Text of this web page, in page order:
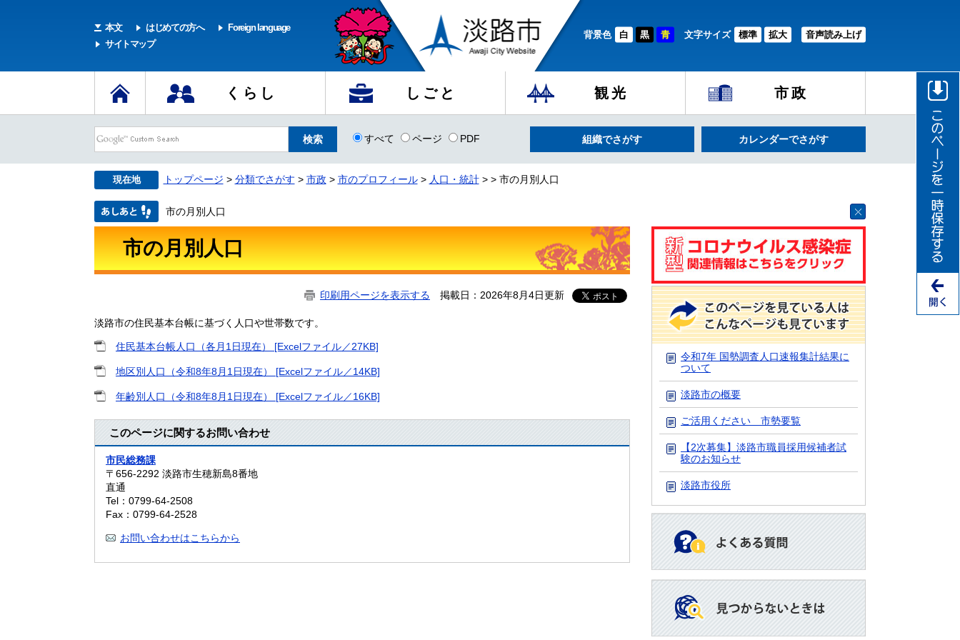
本文 はじめての方へ
Foreign language
サイトマップ
背景色 白 黒 青 文字サイズ 標準 拡大 音声読み上げ
くらし しごと 観光 市政
すべて ページ PDF 組織でさがす カレンダーでさがす
現在地 トップページ > 分類でさがす > 市政 > 市のプロフィール> 人口・統計> > 市の月別人口
市の月別人口
市の月別人口
印刷用ページを表示する 掲載日：2026年8月4日更新
淡路市の住民基本台帳に基づく人口や世帯数です。
住民基本台帳人口（各月1日現在） [Excelファイル／27KB]
地区別人口（令和8年8月1日現在） [Excelファイル／14KB]
年齢別人口（令和8年8月1日現在） [Excelファイル／16KB]
このページに関するお問い合わせ
市民総務課
〒656-2292 淡路市生穂新島8番地
直通
Tel：0799-64-2508
Fax：0799-64-2528
お問い合わせはこちらから
令和7年 国勢調査人口速報集計結果に
ついて
淡路市の概要
ご活用ください 市勢要覧
【2次募集】淡路市職員採用候補者試
験のお知らせ
淡路市役所